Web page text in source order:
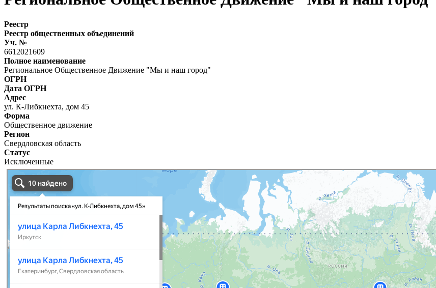
Реестр
Реестр общественных объединений
Уч. №
6612021609
Полное наименование
Региональное Общественное Движение "Мы и наш город"
ОГРН
Дата ОГРН
Адрес
ул. К-Либкнехта, дом 45
Форма
Общественное движение
Регион
Свердловская область
Статус
Исключенные